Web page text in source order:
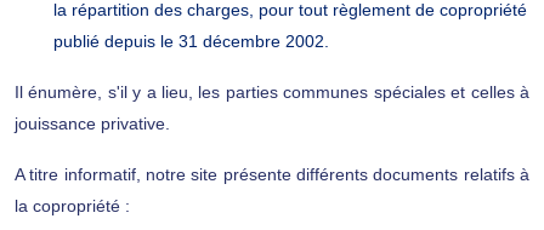
la répartition des charges, pour tout règlement de copropriété
publié depuis le 31 décembre 2002.
Il énumère, s'il y a lieu, les parties communes spéciales et celles à
jouissance privative.
A titre informatif, notre site présente différents documents relatifs à
la copropriété :